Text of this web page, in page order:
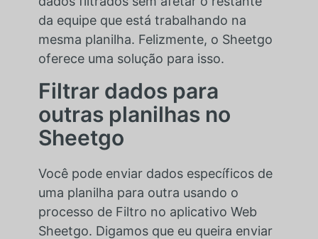
da equipe que está trabalhando na
mesma planilha. Felizmente, o Sheetgo
oferece uma solução para isso.
Filtrar dados para
outras planilhas no
Sheetgo
Você pode enviar dados específicos de
uma planilha para outra usando o
processo de Filtro no aplicativo Web
Sheetgo. Digamos que eu queira enviar